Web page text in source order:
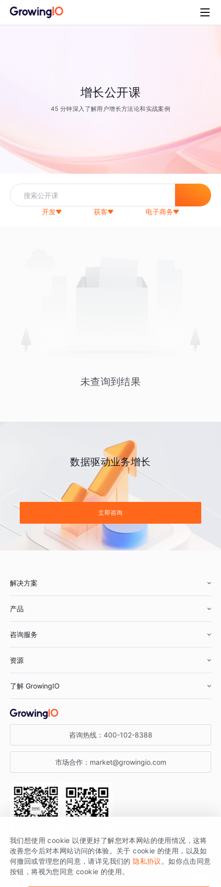
增长公开课
45 分钟深入了解用户增长方法论和实战案例
开发 获客 电子商务
未查询到结果
数据驱动业务增长
立即咨询
解决方案
鞋服行业
汽车行业
金融行业
产品
智能运营
获客分析
咨询服务
资源
增长公开课
增长博客
开发者文档
SDK 文档
场景指南
了解 GrowingIO
关于 GrowingIO
增长大会
行业活动
咨询热线： 400-102-8388
市场合作： market@growingio.com
关注公众号 获取更多干货
GrowingIO 是专注于数据智能分析与增长的品牌，核心平台为 GrowingIO
分析云。
我们想使用 cookie 以便更好了解您对本网站的使用情况，这将
改善您今后对本网站访问的体验。关于 cookie 的使用，以及如
何撤回或管理您的同意，请详见我们的 隐私协议 。如你点击同意
按钮，将视为您同意 cookie 的使用。